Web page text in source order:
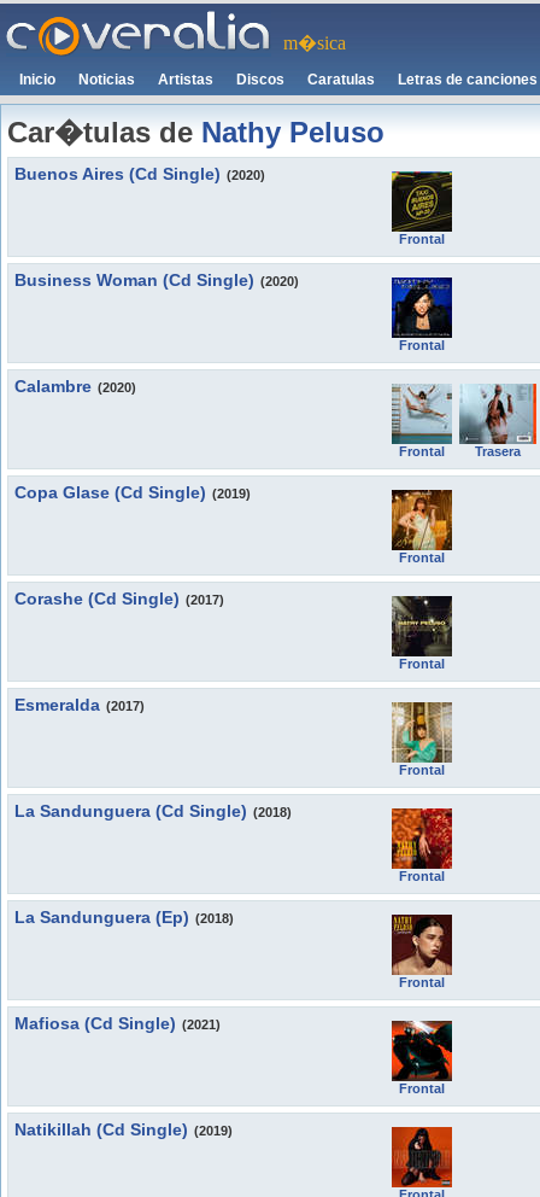
m�sica
Inicio Noticias Artistas Discos Caratulas Letras de canciones
Car�tulas de Nathy Peluso
Buenos Aires (Cd Single) (2020)
Frontal
Business Woman (Cd Single) (2020)
Frontal
Calambre (2020)
Frontal Trasera
Copa Glase (Cd Single) (2019)
Frontal
Corashe (Cd Single) (2017)
Frontal
Esmeralda (2017)
Frontal
La Sandunguera (Cd Single) (2018)
Frontal
La Sandunguera (Ep) (2018)
Frontal
Mafiosa (Cd Single) (2021)
Frontal
Natikillah (Cd Single) (2019)